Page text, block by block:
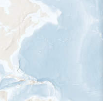
de un pájaro rastreado
de esta especie
Bajo
de especies por estación
de verano